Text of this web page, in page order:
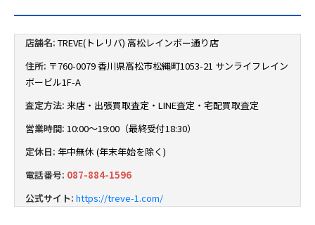
店舗名: TREVE(トレリバ) 高松レインボー通り店
住所: 〒760-0079 香川県高松市松縄町1053-21 サンライフレイン
ボービル1F-A
査定方法: 来店・出張買取査定・LINE査定・宅配買取査定
営業時間: 10:00～19:00（最終受付18:30）
定休日: 年中無休 (年末年始を除く)
電話番号: 087-884-1596
公式サイト: https://treve-1.com/